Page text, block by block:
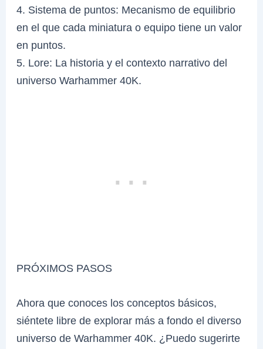
4. Sistema de puntos: Mecanismo de equilibrio
en el que cada miniatura o equipo tiene un valor
en puntos.
5. Lore: La historia y el contexto narrativo del
universo Warhammer 40K.
PRÓXIMOS PASOS
Ahora que conoces los conceptos básicos,
siéntete libre de explorar más a fondo el diverso
universo de Warhammer 40K. ¿Puedo sugerirte